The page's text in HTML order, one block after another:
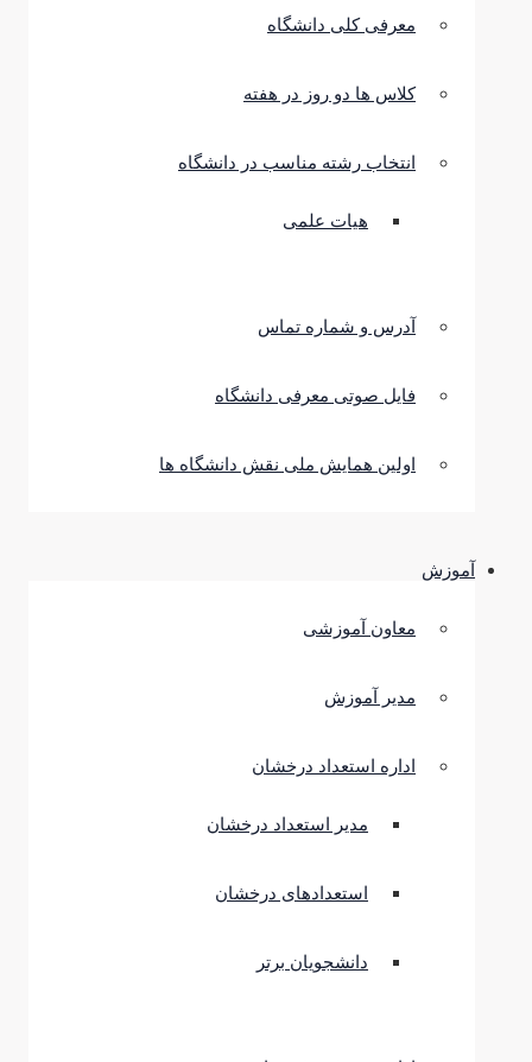
معرفی کلی دانشگاه
کلاس ها دو روز در هفته
انتخاب رشته مناسب در دانشگاه
هیات علمی
آدرس و شماره تماس
فایل صوتی معرفی دانشگاه
اولین همایش ملی نقش دانشگاه ها
آموزش
معاون آموزشی
مدیر آموزش
اداره استعداد درخشان
مدیر استعداد درخشان
استعدادهای درخشان
دانشجویان برتر